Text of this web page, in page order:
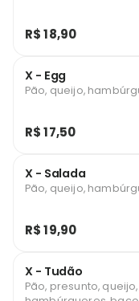
R$ 18,90
X - Egg
Pão, queijo,
R$ 17,50
X - Salada
Pão, queijo,
R$ 19,90
X - Tudão
Pão, presunto,